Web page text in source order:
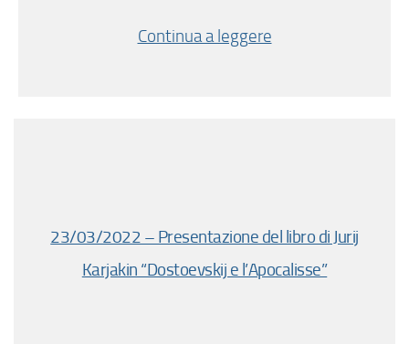
Continua a leggere
23/03/2022 – Presentazione del libro di Jurij
Karjakin “Dostoevskij e l’Apocalisse”